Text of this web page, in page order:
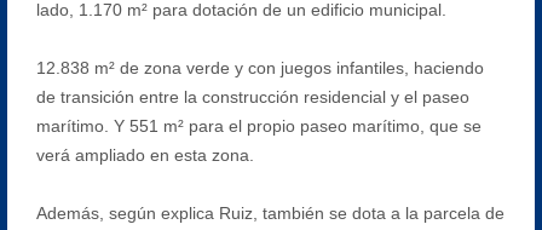
lado, 1.170 m² para dotación de un edificio municipal.
12.838 m² de zona verde y con juegos infantiles, haciendo
de transición entre la construcción residencial y el paseo
marítimo. Y 551 m² para el propio paseo marítimo, que se
verá ampliado en esta zona.
Además, según explica Ruiz, también se dota a la parcela de